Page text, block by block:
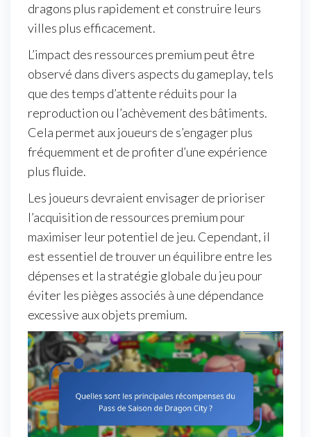
dragons plus rapidement et construire leurs
villes plus efficacement.
L’impact des ressources premium peut être
observé dans divers aspects du gameplay, tels
que des temps d’attente réduits pour la
reproduction ou l’achèvement des bâtiments.
Cela permet aux joueurs de s’engager plus
fréquemment et de profiter d’une expérience
plus fluide.
Les joueurs devraient envisager de prioriser
l’acquisition de ressources premium pour
maximiser leur potentiel de jeu. Cependant, il
est essentiel de trouver un équilibre entre les
dépenses et la stratégie globale du jeu pour
éviter les pièges associés à une dépendance
excessive aux objets premium.